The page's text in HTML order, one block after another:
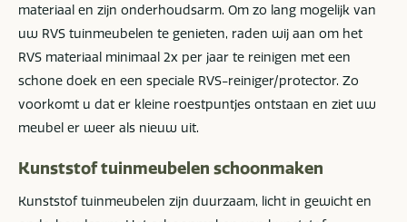
materiaal en zijn onderhoudsarm. Om zo lang mogelijk van
uw RVS tuinmeubelen te genieten, raden wij aan om het
RVS materiaal minimaal 2x per jaar te reinigen met een
schone doek en een speciale RVS-reiniger/protector. Zo
voorkomt u dat er kleine roestpuntjes ontstaan en ziet uw
meubel er weer als nieuw uit.
Kunststof tuinmeubelen schoonmaken
Kunststof tuinmeubelen zijn duurzaam, licht in gewicht en